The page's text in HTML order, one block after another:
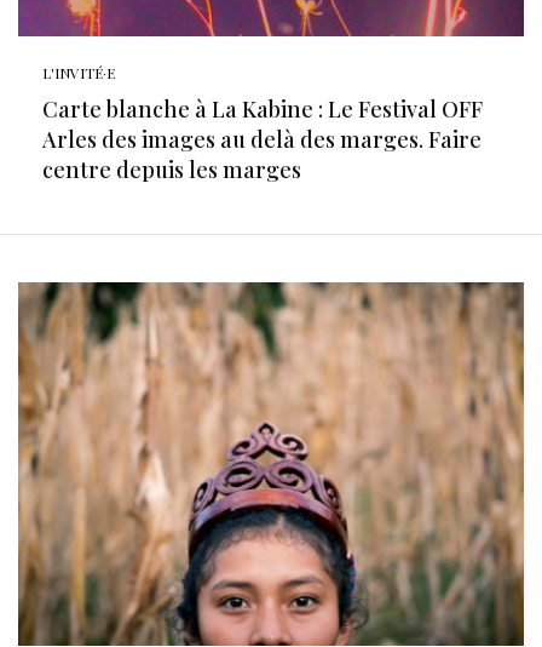
L'INVITÉ·E
Carte blanche à La Kabine : Le Festival OFF
Arles des images au delà des marges. Faire
centre depuis les marges